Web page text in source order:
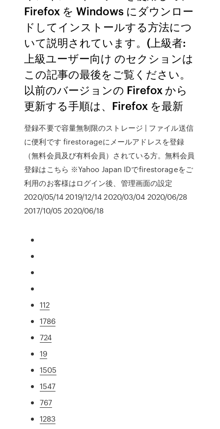
Firefox を Windows にダウンロー
ドしてインストールする方法につ
いて説明されています。(上級者:
上級ユーザー向け のセクションは
この記事の最後をご覧ください。
以前のバージョンの Firefox から
更新する手順は、Firefox を最新
登録不要で容量無制限のストレージ | ファイル送信
に便利です firestorageにメールアドレスを登録
（無料会員及び有料会員）されている方。無料会員
登録はこちら ※Yahoo Japan IDでfirestorageをご
利用のお客様はログイン後、管理画面の設定
2020/05/14 2019/12/14 2020/03/04 2020/06/28
2017/10/05 2020/06/18
112
1786
724
19
1505
1547
767
1283